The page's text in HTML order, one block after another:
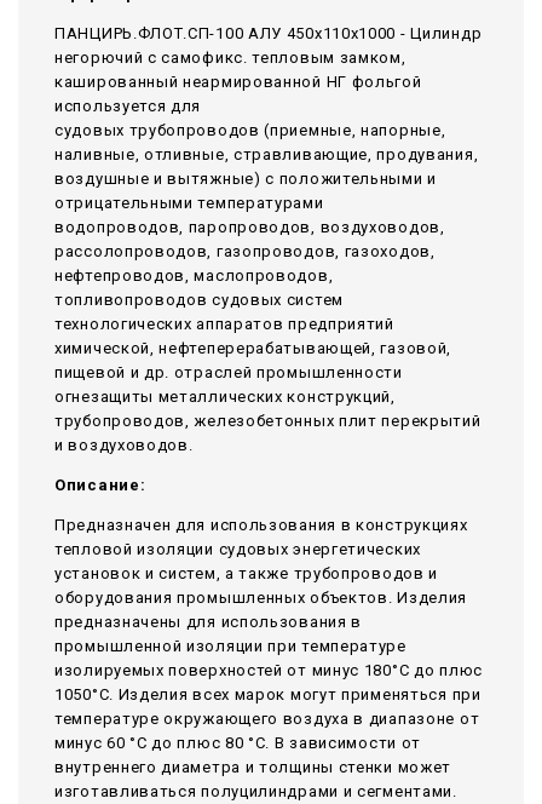
ПАНЦИРЬ.ФЛОТ.СП-100 АЛУ 450x110x1000 - Цилиндр
негорючий c самофикс. тепловым замком,
кашированный неармированной НГ фольгой
используется для
судовых трубопроводов (приемные, напорные,
наливные, отливные, стравливающие, продувания,
воздушные и вытяжные) с положительными и
отрицательными температурами
водопроводов, паропроводов, воздуховодов,
рассолопроводов, газопроводов, газоходов,
нефтепроводов, маслопроводов,
топливопроводов судовых систем
технологических аппаратов предприятий
химической, нефтеперерабатывающей, газовой,
пищевой и др. отраслей промышленности
огнезащиты металлических конструкций,
трубопроводов, железобетонных плит перекрытий
и воздуховодов.
Описание:
Предназначен для использования в конструкциях
тепловой изоляции судовых энергетических
установок и систем, а также трубопроводов и
оборудования промышленных объектов. Изделия
предназначены для использования в
промышленной изоляции при температуре
изолируемых поверхностей от минус 180°С до плюс
1050°С. Изделия всех марок могут применяться при
температуре окружающего воздуха в диапазоне от
минус 60 °С до плюс 80 °С. В зависимости от
внутреннего диаметра и толщины стенки может
изготавливаться полуцилиндрами и сегментами.